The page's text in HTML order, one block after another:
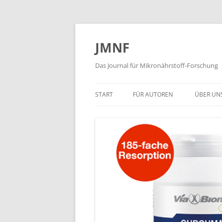
JMNF
Das Journal für Mikronährstoff-Forschung
START FÜR AUTOREN ÜBER